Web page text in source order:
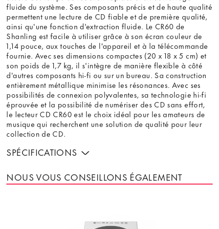
fluide du système. Ses composants précis et de haute qualité
permettent une lecture de CD fiable et de première qualité,
ainsi qu'une fonction d'extraction fluide. Le CR60 de
Shanling est facile à utiliser grâce à son écran couleur de
1,14 pouce, aux touches de l'appareil et à la télécommande
fournie. Avec ses dimensions compactes (20 x 18 x 5 cm) et
son poids de 1,7 kg, il s'intègre de manière flexible à côté
d'autres composants hi-fi ou sur un bureau. Sa construction
entièrement métallique minimise les résonances. Avec ses
possibilités de connexion polyvalentes, sa technologie hi-fi
éprouvée et la possibilité de numériser des CD sans effort,
le lecteur CD CR60 est le choix idéal pour les amateurs de
musique qui recherchent une solution de qualité pour leur
collection de CD.
SPÉCIFICATIONS
NOUS VOUS CONSEILLONS ÉGALEMENT